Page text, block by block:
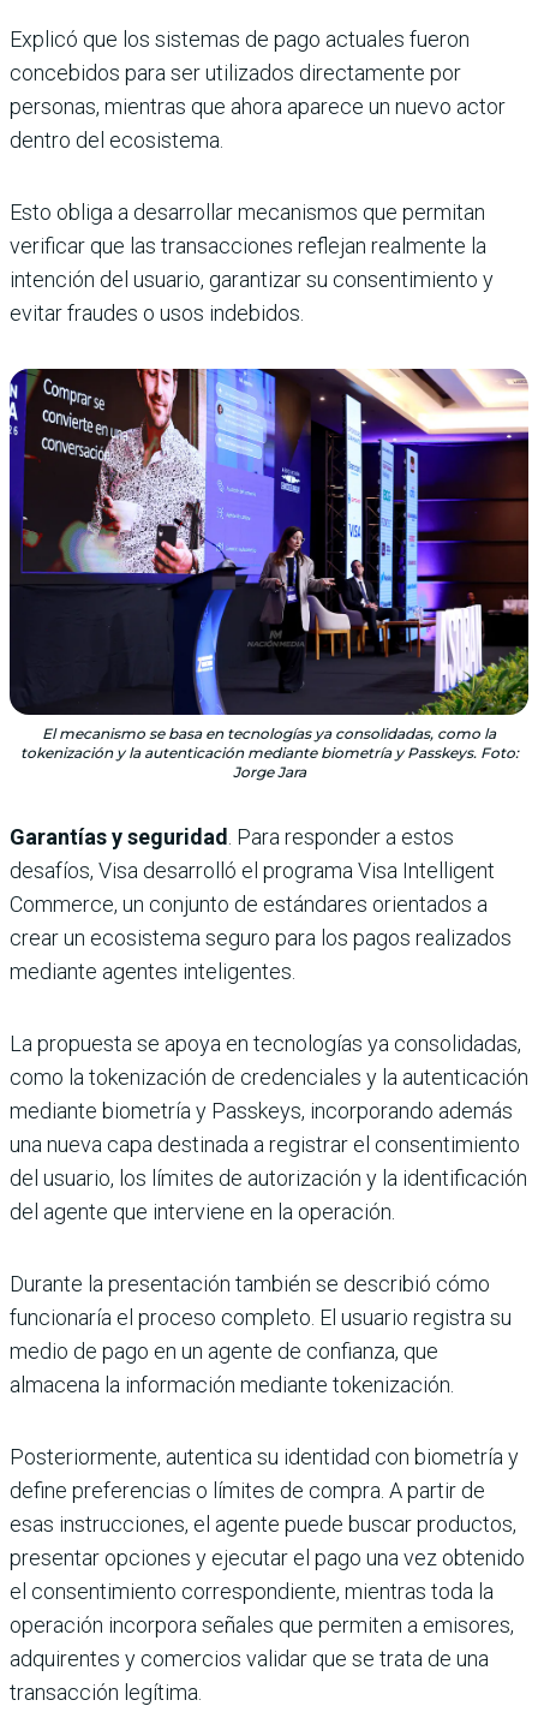
Explicó que los sistemas de pago actuales fueron
concebidos para ser utilizados directamente por
personas, mientras que ahora aparece un nuevo actor
dentro del ecosistema.
Esto obliga a desarrollar mecanismos que permitan
verificar que las transacciones reflejan realmente la
intención del usuario, garantizar su consentimiento y
evitar fraudes o usos indebidos.
El mecanismo se basa en tecnologías ya consolidadas, como la
tokenización y la autenticación mediante biometría y Passkeys. Foto:
Jorge Jara
Garantías y seguridad . Para responder a estos
desafíos, Visa desarrolló el programa Visa Intelligent
Commerce, un conjunto de estándares orientados a
crear un ecosistema seguro para los pagos realizados
mediante agentes inteligentes.
La propuesta se apoya en tecnologías ya consolidadas,
como la tokenización de credenciales y la autenticación
mediante biometría y Passkeys, incorporando además
una nueva capa destinada a registrar el consentimiento
del usuario, los límites de autorización y la identificación
del agente que interviene en la operación.
Durante la presentación también se describió cómo
funcionaría el proceso completo. El usuario registra su
medio de pago en un agente de confianza, que
almacena la información mediante tokenización.
Posteriormente, autentica su identidad con biometría y
define preferencias o límites de compra. A partir de
esas instrucciones, el agente puede buscar productos,
presentar opciones y ejecutar el pago una vez obtenido
el consentimiento correspondiente, mientras toda la
operación incorpora señales que permiten a emisores,
adquirentes y comercios validar que se trata de una
transacción legítima.